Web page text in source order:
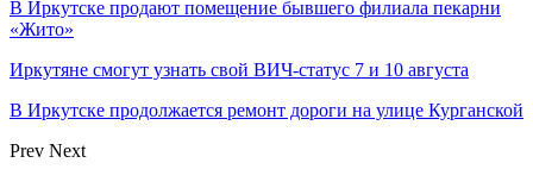
В Иркутске продают помещение бывшего филиала пекарни
«Жито»
Иркутяне смогут узнать свой ВИЧ-статус 7 и 10 августа
В Иркутске продолжается ремонт дороги на улице Курганской
Prev Next